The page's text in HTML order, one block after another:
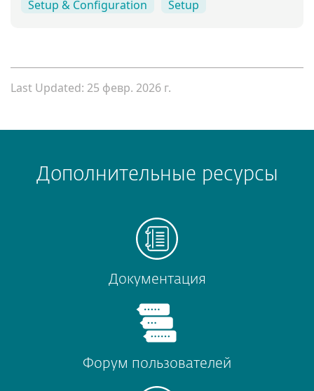
Setup & Configuration Setup
Last Updated: 25 февр. 2026 г.
Дополнительные ресурсы
Документация
Форум пользователей